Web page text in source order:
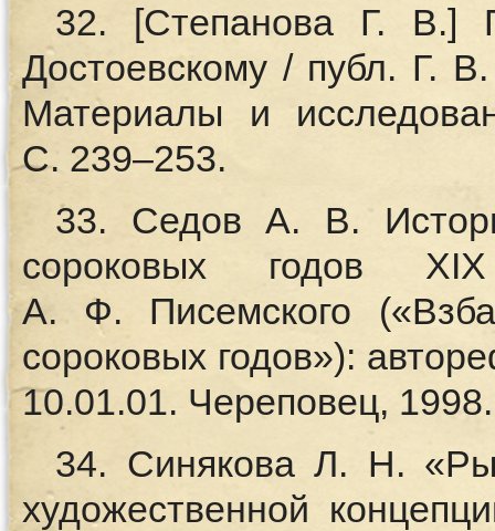
32. [Степанова Г. В.]
Достоевскому / публ. Г.
Материалы и
С. 239–253.
33. Седов А. В.
сороковых годов
А. Ф. Писемского
сороковых годов»):
10.01.01. Череповец,
34. Синякова Л. Н.
художественной